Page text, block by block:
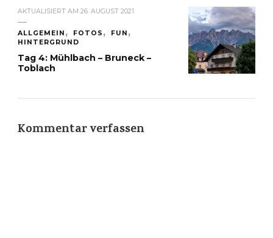
AKTUALISIERT AM 26. AUGUST 2021
ALLGEMEIN FOTOS
FUN
HINTERGRUND
Tag 4: Mühlbach – Bruneck –
Toblach
Kommentar verfassen